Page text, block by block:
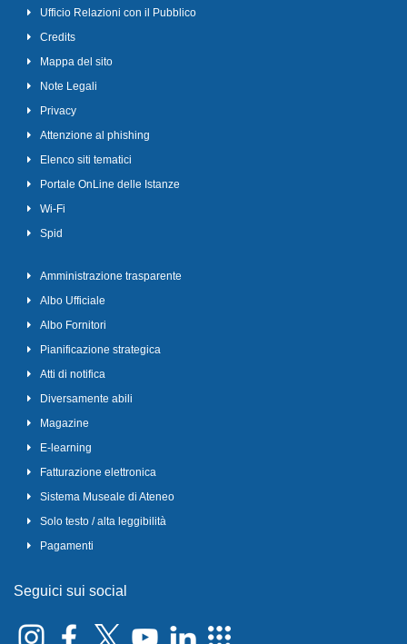
Ufficio Relazioni con il Pubblico
Credits
Mappa del sito
Note Legali
Privacy
Attenzione al phishing
Elenco siti tematici
Portale OnLine delle Istanze
Wi-Fi
Spid
Amministrazione trasparente
Albo Ufficiale
Albo Fornitori
Pianificazione strategica
Atti di notifica
Diversamente abili
Magazine
E-learning
Fatturazione elettronica
Sistema Museale di Ateneo
Solo testo / alta leggibilità
Pagamenti
Seguici sui social